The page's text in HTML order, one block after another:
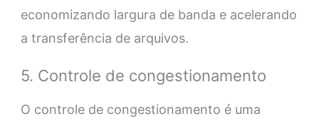
economizando largura de banda e acelerando
a transferência de arquivos.
5. Controle de congestionamento
O controle de congestionamento é uma